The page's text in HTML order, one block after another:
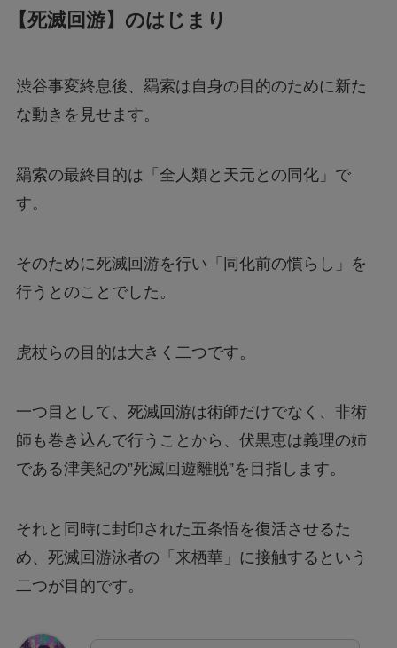
【死滅回游】のはじまり
渋谷事変終息後、羂索は自身の目的のために新た
な動きを見せます。
羂索の最終目的は「全人類と天元との同化」で
す。
そのために死滅回游を行い「同化前の慣らし」を
行うとのことでした。
虎杖らの目的は大きく二つです。
一つ目として、死滅回游は術師だけでなく、非術
師も巻き込んで行うことから、伏黒恵は義理の姉
である津美紀の”死滅回遊離脱”を目指します。
それと同時に封印された五条悟を復活させるた
め、死滅回游泳者の「来栖華」に接触するという
二つが目的です。